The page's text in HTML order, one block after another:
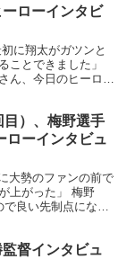
ローインタビ
に翔太がガツンと
ことできました」
ん、今日のヒーロー
）、梅野選手
ローインタビュ
大勢のファンの前で
上がった」 梅野
で良い先制点になっ
督インタビュ